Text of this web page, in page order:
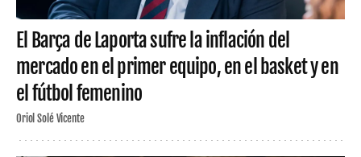
El Barça de Laporta sufre la inflación del
mercado en el primer equipo, en el basket y en
el fútbol femenino
Oriol Solé Vicente